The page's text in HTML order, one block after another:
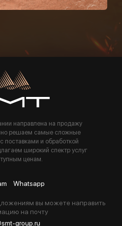
с политикой компании
направлена на продажу
решаем самые сложные
поставками и обработкой
широкий спектр услуг
ценам.
Whatsapp
вы можете направить
на почту
group.ru